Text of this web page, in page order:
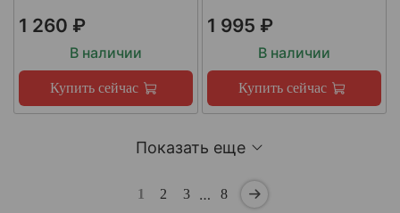
1 260 ₽
В наличии
Купить сейчас
1 995 ₽
В наличии
Купить сейчас
Показать еще
1 2 3 … 8